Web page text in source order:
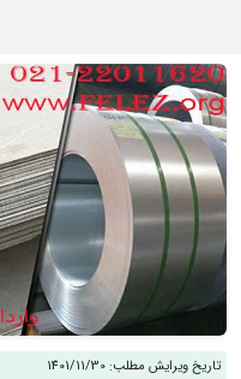
تاریخ ویرایش مطلب: 1401/11/30